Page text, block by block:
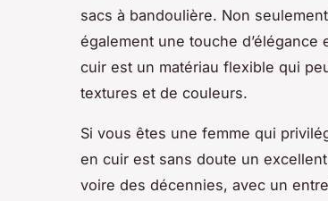
sacs à bandoulière. Non
également une touche
cuir est un matériau flexible qui
textures et de couleurs.
Si vous êtes une femme qui
en cuir est sans doute un
voire des décennies, avec un